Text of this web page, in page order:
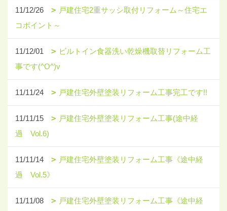
11/12/26
戸建住宅2重サッシ取付リフォーム～住宅エ
コポイント～
11/12/01
ビルトイン食器洗い乾燥機取替リフォーム工
事です(^O^)v
11/11/24 戸建住宅外壁塗装リフォーム工事完工です!!
11/11/15
戸建住宅外壁塗装リフォーム工事(途中経
過 Vol.6)
11/11/14
戸建住宅外壁塗装リフォーム工事《途中経
過 Vol.5》
11/11/08
戸建住宅外壁塗装リフォーム工事《途中経